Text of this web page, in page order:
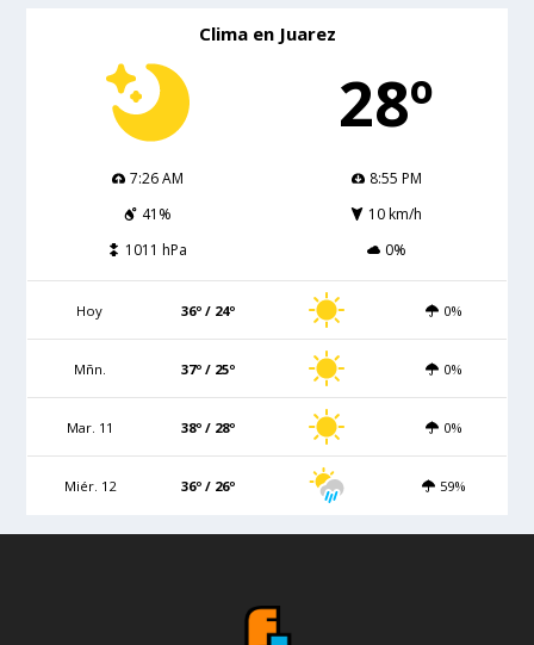
Clima en Juarez
28º
7:26 AM
8:55 PM
41%
10 km/h
1011 hPa
0%
Hoy 36º / 24º 0%
Mñn. 37º / 25º 0%
Mar. 11 38º / 28º 0%
Miér. 12 36º / 26º 59%